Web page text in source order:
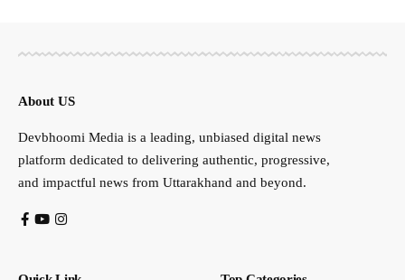
About US
Devbhoomi Media is a leading, unbiased digital news
platform dedicated to delivering authentic, progressive,
and impactful news from Uttarakhand and beyond.